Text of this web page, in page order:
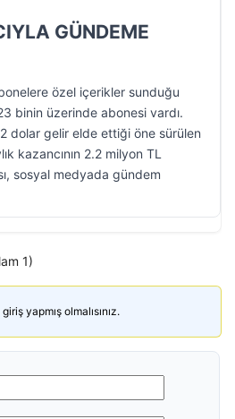
GÜNDEME
özel içerikler sunduğu
binin üzerinde abonesi vardı.
dolar gelir elde ettiği öne sürülen
kazancının 2.2 milyon TL
sosyal medyada gündem
1)
yapmış olmalısınız.